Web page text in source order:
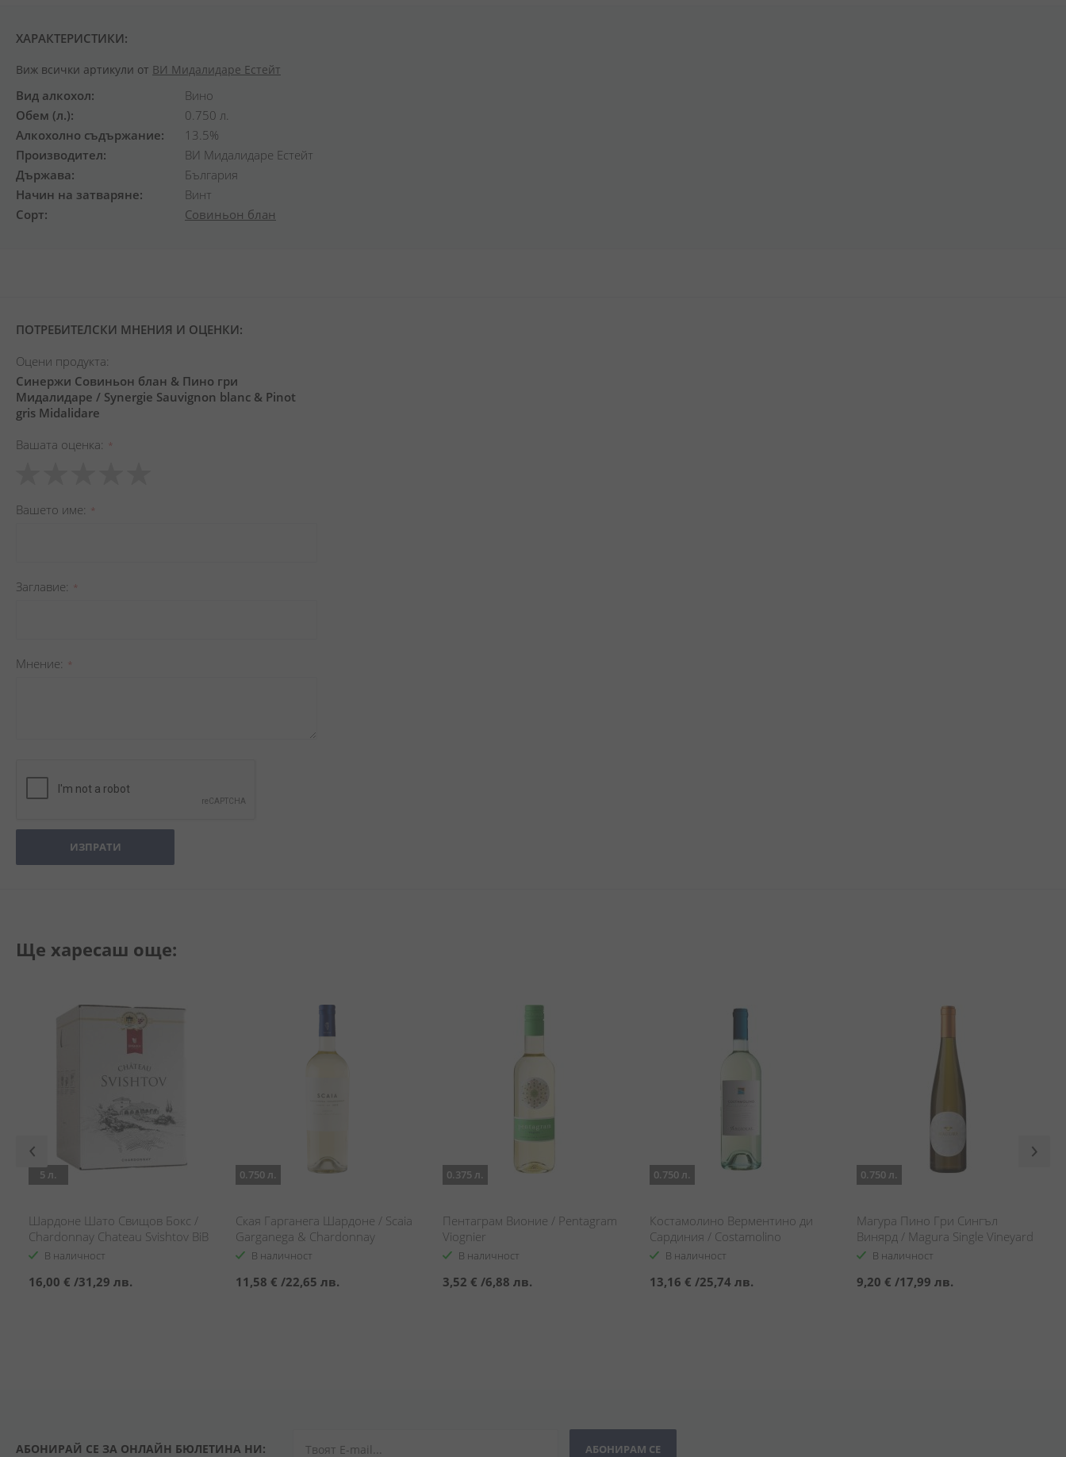
ХАРАКТЕРИСТИКИ:
Виж всички артикули от ВИ Мидалидаре Естейт
Вид алкохол
Вино
Обем (л.)
0.750 л.
Алкохолно съдържание
13.5%
Производител
ВИ Мидалидаре Естейт
Държава
България
Начин на затваряне
Винт
Сорт
Совиньон блан
ПОТРЕБИТЕЛСКИ МНЕНИЯ И ОЦЕНКИ:
Оцени продукта:
Синержи Совиньон блан & Пино гри
Мидалидаре / Synergie Sauvignon blanc & Pinot
gris Midalidare
Вашата оценка
star
stars
stars
stars
stars
Вашето име
Заглавиe
Мнение
ИЗПРАТИ
Ще харесаш още:
5 л.
Шардоне Шато Свищов Бокс /
Chardonnay Chateau Svishtov BiB
В наличност
16,00 € /31,29 лв.
0.750 л.
Ская Гарганега Шардоне / Scaia
Garganega & Chardonnay
В наличност
11,58 € /22,65 лв.
0.375 л.
Пентаграм Вионие / Pentagram
Viognier
В наличност
3,52 € /6,88 лв.
0.750 л.
Костамолино Верментино ди
Сардиния / Costamolino
Vermentino di Sardegna
В наличност
13,16 € /25,74 лв.
0.750 л.
Магура Пино Гри Сингъл
Винярд / Magura Single Vineyard
Pinot Gris
В наличност
9,20 € /17,99 лв.
АБОНИРАЙ СЕ ЗА ОНЛАЙН БЮЛЕТИНА НИ: АБОНИРАМ СЕ